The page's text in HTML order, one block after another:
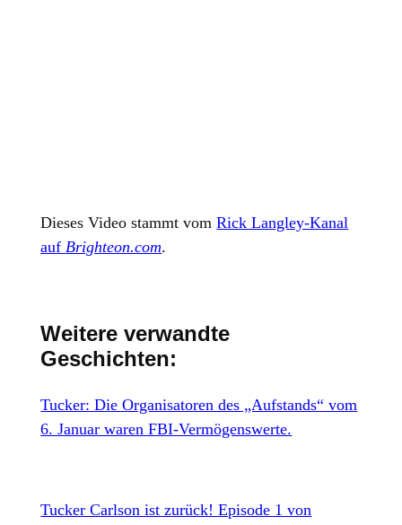
Dieses Video stammt vomRick Langley-Kanal
aufBrighteon.com.
Weitere verwandte
Geschichten:
Tucker: Die Organisatoren des „Aufstands“ vom
6. Januar waren FBI-Vermögenswerte.
Tucker Carlson ist zurück! Episode 1 von